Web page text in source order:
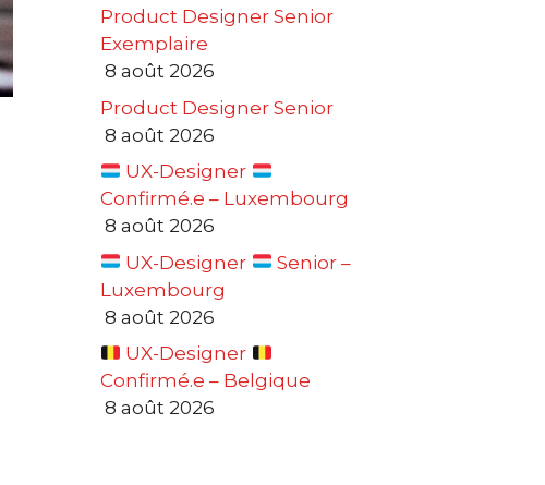
Product Designer Senior
Exemplaire
8 août 2026
Product Designer Senior
8 août 2026
UX-Designer
Confirmé.e – Luxembourg
8 août 2026
UX-Designer
Senior –
Luxembourg
8 août 2026
UX-Designer
Confirmé.e – Belgique
8 août 2026